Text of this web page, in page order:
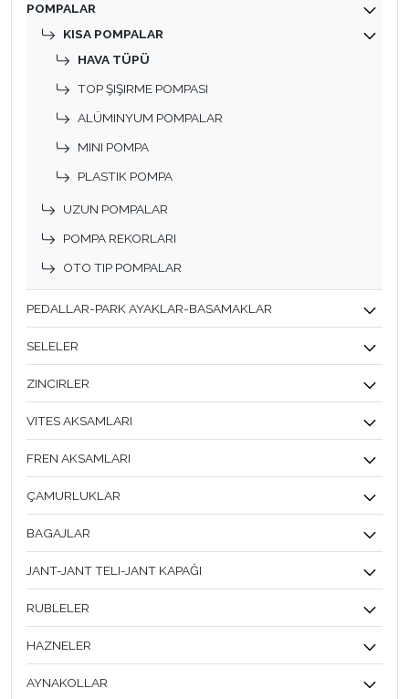
POMPALAR
KISA POMPALAR
HAVA TÜPÜ
TOP ŞIŞIRME POMPASI
ALÜMINYUM POMPALAR
MINI POMPA
PLASTIK POMPA
UZUN POMPALAR
POMPA REKORLARI
OTO TIP POMPALAR
PEDALLAR-PARK AYAKLAR-BASAMAKLAR
SELELER
ZINCIRLER
VITES AKSAMLARI
FREN AKSAMLARI
ÇAMURLUKLAR
BAGAJLAR
JANT-JANT TELI-JANT KAPAĞI
RUBLELER
HAZNELER
AYNAKOLLAR